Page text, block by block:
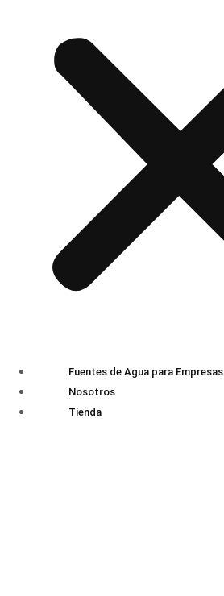
Fuentes de Agua para Empresas
Nosotros
Tienda